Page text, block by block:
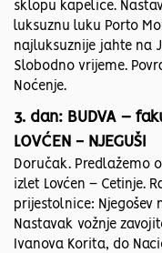
sklopu kapelice.
luksuznu luku Porto
najluksuznije jahte na
Slobodno vrijeme.
Noćenje.
3. dan: BUDVA –
LOVĆEN - NJEGUŠI
Doručak. Predlažemo
izlet Lovćen – Cetinje.
prijestolnice: Njegošev
Nastavak vožnje
Ivanova Korita, do